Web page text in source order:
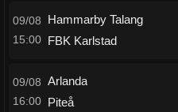
09/08
15:00
Hammarby Talang
FBK Karlstad
09/08
16:00
Arlanda
Piteå